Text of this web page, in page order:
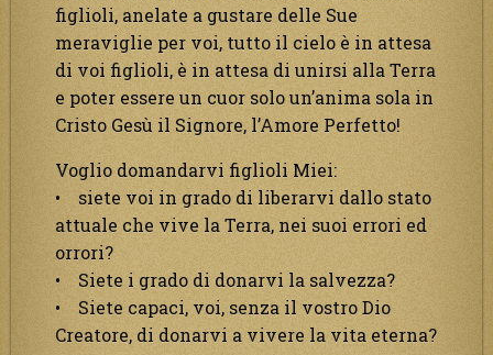
figlioli, anelate a gustare delle Sue
meraviglie per voi, tutto il cielo è in attesa
di voi figlioli, è in attesa di unirsi alla Terra
e poter essere un cuor solo un’anima sola in
Cristo Gesù il Signore, l’Amore Perfetto!
Voglio domandarvi figlioli Miei:
• siete voi in grado di liberarvi dallo stato
attuale che vive la Terra, nei suoi errori ed
orrori?
• Siete i grado di donarvi la salvezza?
• Siete capaci, voi, senza il vostro Dio
Creatore, di donarvi a vivere la vita eterna?